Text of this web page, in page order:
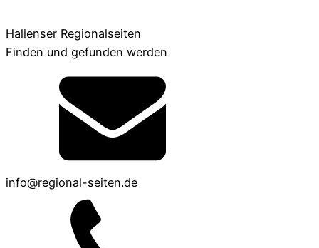
Hallenser Regionalseiten
Finden und gefunden werden
info@regional-seiten.de